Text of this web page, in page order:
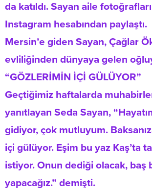
da katıldı. Sayan aile
Instagram hesabından paylaştı.
Mersin’e giden Sayan, Çağlar
evliliğinden dünyaya gelen
“GÖZLERİMİN İÇİ GÜLÜYOR”
Geçtiğimiz haftalarda
yanıtlayan Seda Sayan,
gidiyor, çok mutluyum.
içi gülüyor. Eşim bu yaz Kaş’ta
istiyor. Onun dediği olacak, baş
yapacağız.” demişti.